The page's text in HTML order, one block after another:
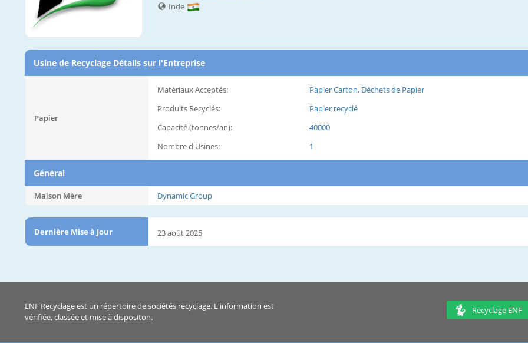
Inde
Usine de Recyclage Détails sur l'Entreprise
Papier
Matériaux Acceptés:
Papier Carton, Déchets de Papier
Produits Recyclés:
Papier recyclé
Capacité (tonnes/an):
40000
Nombre d'Usines:
1
Général
Maison Mère Dynamic Group
Dernière Mise à Jour 23 août 2025
ENF Recyclage est un répertoire de sociétés recyclage. L'information est
vérifiée, classée et mise à dispositon.
Recyclage ENF